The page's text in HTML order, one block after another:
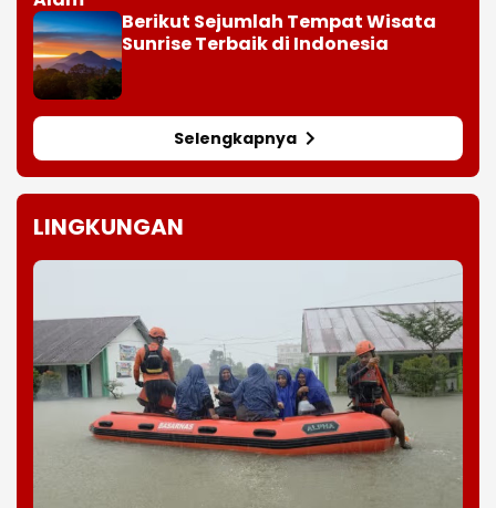
Berikut Sejumlah Tempat Wisata
Sunrise Terbaik di Indonesia
Selengkapnya
LINGKUNGAN